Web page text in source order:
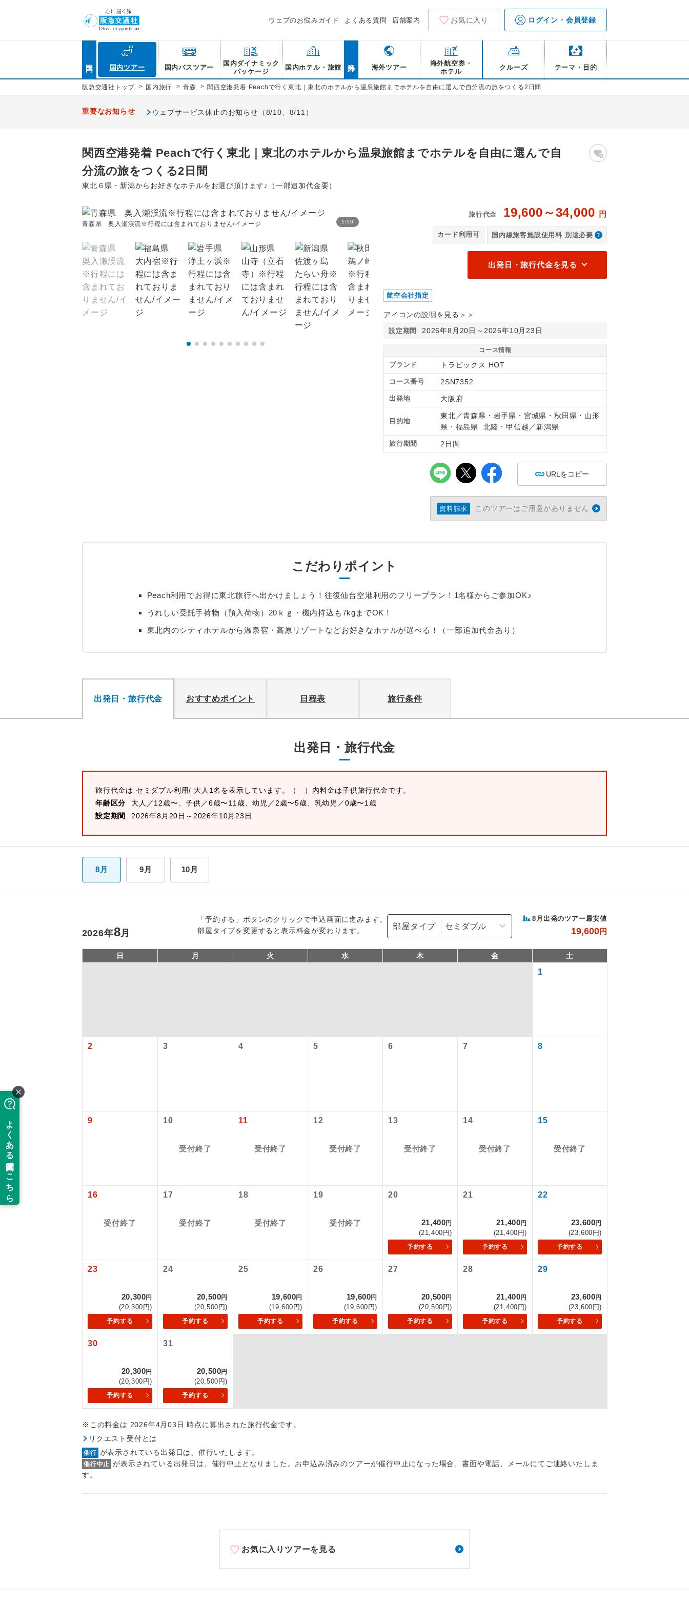
ウェブのお悩みガイド よくある質問 店舗案内 お気に入り ログイン・会員登録
国内ツアー 国内バスツアー
国内ダイナミック
パッケージ
国内ホテル・旅館 海外ツアー
海外航空券・
ホテル
クルーズ テーマ・目的
阪急交通社トップ > 国内旅行 > 青森 > 関西空港発着 Peachで行く東北｜東北のホテルから温泉旅館までホテルを自由に選んで自分流の旅をつくる2日間
重要なお知らせ ウェブサービス休止のお知らせ（8/10、8/11）
関西空港発着 Peachで行く東北｜東北のホテルから温泉旅館までホテルを自由に選んで自
分流の旅をつくる2日間
東北６県・新潟からお好きなホテルをお選び頂けます♪（一部追加代金要）
1 /10
青森県 奥入瀬渓流※行程には含まれておりません/イメージ
旅行代金 19,600～34,000 円
カード利用可 国内線旅客施設使用料 別途必要
出発日・旅行代金を見る
航空会社指定
アイコンの説明を見る＞＞
設定期間 2026年8月20日～2026年10月23日
コース情報
ブランド トラピックス HOT
コース番号 2SN7352
出発地 大阪府
目的地
東北／青森県・岩手県・宮城県・秋田県・山形
県・福島県 北陸・甲信越／新潟県
旅行期間 2日間
URLをコピー
資料請求 このツアーはご用意がありません
こだわりポイント
Peach利用でお得に東北旅行へ出かけましょう！往復仙台空港利用のフリープラン！1名様からご参加OK♪
うれしい受託手荷物（預入荷物）20ｋｇ・機内持込も7kgまでOK！
東北内のシティホテルから温泉宿・高原リゾートなどお好きなホテルが選べる！（一部追加代金あり）
出発日・旅行代金 おすすめポイント 日程表 旅行条件
出発日・旅行代金
旅行代金は セミダブル利用/ 大人1名を表示しています。
（ ）内料金は子供旅行代金です。
年齢区分
大人／12歳〜、子供／6歳〜11歳、幼児／2歳〜5歳、乳幼児／0歳〜1歳
設定期間
2026年8月20日～2026年10月23日
8月 9月 10月
「予約する」ボタンのクリックで申込画面に進みます。
部屋タイプを変更すると表示料金が変わります。
部屋タイプ
8 月出発のツアー最安値
19,600円
2026年8月
日 月 火 水 木 金 土
1
2 3 4 5 6 7 8
9 10
受付終了
11
受付終了
12
受付終了
13
受付終了
14
受付終了
15
受付終了
16
受付終了
17
受付終了
18
受付終了
19
受付終了
20
21,400円
(21,400円)
予約する
21
21,400円
(21,400円)
予約する
22
23,600円
(23,600円)
予約する
23
20,300円
(20,300円)
予約する
24
20,500円
(20,500円)
予約する
25
19,600円
(19,600円)
予約する
26
19,600円
(19,600円)
予約する
27
20,500円
(20,500円)
予約する
28
21,400円
(21,400円)
予約する
29
23,600円
(23,600円)
予約する
30
20,300円
(20,300円)
予約する
31
20,500円
(20,500円)
予約する
※この料金は 2026年4月03日 時点に算出された旅行代金です。
リクエスト受付とは
催行 が表示されている出発日は、催行いたします。
催行中止 が表示されている出発日は、催行中止となりました。お申込み済みのツアーが催行中止になった場合、書面や電話、メールにてご連絡いたしま
す。
お気に入りツアーを見る
【国内旅客施設使用料について】
旅行代金に国内旅客施設使用料は含まれておりません。別途お支払いが必要となります。
アイコン 説明
現地添乗員同行
同行します。
世界遺産
絶景スポットに立ち寄るコースです。
露天風呂 ご宿泊ホテルに露天風呂が付いています。
大浴場 ご宿泊ホテルに大浴場が付いています。
全食事付き
全てのお食事が付いていますので、お食事の心配はいりませ
ん。（機内食を除く）
トラベルイヤホン
おひとり様参加限定 おひとり様限定でご参加いただけるコースです。
女性限定 女性限定でご参加いただけるコースです。
年齢制限あり ご参加にあたり年齢に制限があるコースです。
す。